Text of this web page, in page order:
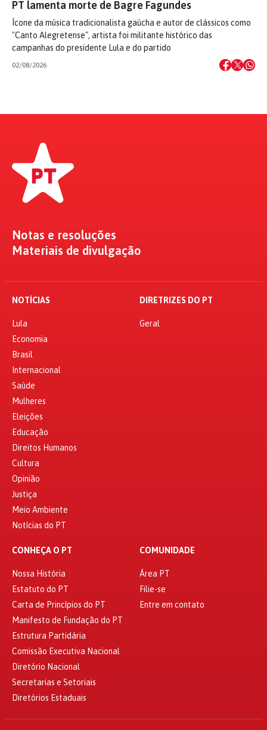
PT lamenta morte de Bagre Fagundes
Ícone da música tradicionalista gaúcha e autor de clássicos como
"Canto Alegretense", artista foi militante histórico das
campanhas do presidente Lula e do partido
02/08/2026
Notas e resoluções
Materiais de divulgação
NOTÍCIAS
Lula
Economia
Brasil
Internacional
Saúde
Mulheres
Eleições
Educação
Direitos Humanos
Cultura
Opinião
Justiça
Meio Ambiente
Notícias do PT
DIRETRIZES DO PT
Geral
CONHEÇA O PT
Nossa História
Estatuto do PT
Carta de Princípios do PT
Manifesto de Fundação do PT
Estrutura Partidária
Comissão Executiva Nacional
Diretório Nacional
Secretarias e Setoriais
Diretórios Estaduais
COMUNIDADE
Área PT
Filie-se
Entre em contato